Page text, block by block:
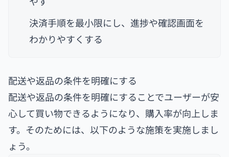
決済手順を最小限にし、進捗や確認画面を
わかりやすくする
配送や返品の条件を明確にする
配送や返品の条件を明確にすることでユーザーが安
心して買い物できるようになり、購入率が向上しま
す。そのためには、以下のような施策を実施しまし
ょう。